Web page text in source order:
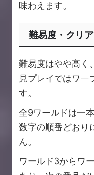
味わえます。
難易度・クリ
難易度はやや高く
見プレイではワー
す。
全9ワールドは一
数字の順番どおり
ん。
ワールド3からワ